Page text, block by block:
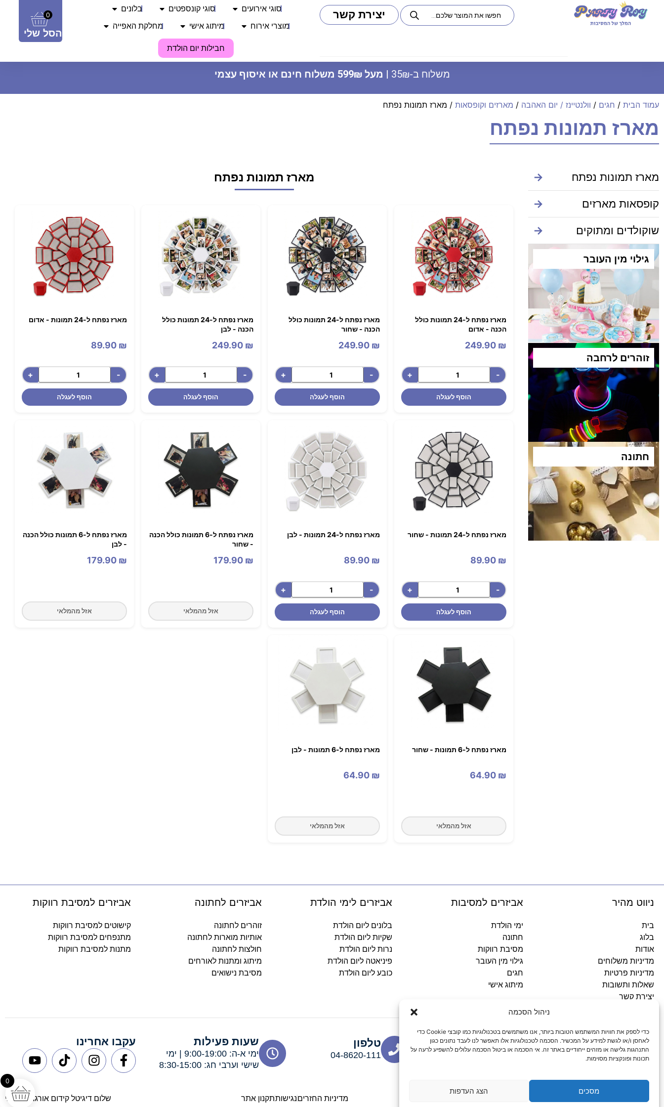
ניהול הסכמה
כדי לספק את חוויות המשתמש הטובות ביותר, אנו משתמשים בטכנולוגיות כמו קובצי Cookie כדי
לאחסן ו/או לגשת למידע על המכשיר. הסכמה לטכנולוגיות אלו תאפשר לנו לעבד נתונים כגון
התנהגות גלישה או מזהים ייחודיים באתר זה. אי הסכמה או ביטול הסכמה עלולים להשפיע לרעה על
תכונות ופונקציות מסוימות.
מסכים הצג העדפות
0
24.90
+
ADD
0
הסל שלי
יצירת קשר סוגי אירועים סוגי קונספטים בלונים
מוצרי אירוח מיתוג אישי מחלקת האפייה
חבילות יום הולדת
משלוח ב-35₪ | מעל 599₪ משלוח חינם או איסוף עצמי
עמוד הבית / חגים / וולנטיינז / יום האהבה / מארזים וקופסאות / מארז תמונות נפתח
מארז תמונות נפתח
מארז תמונות נפתח →
קופסאות מארזים →
שוקולדים ומתוקים →
גילוי מין העובר
זוהרים לרחבה​
חתונה​
מארז תמונות נפתח
מארז נפתח ל-24 תמונות כולל
הכנה - אדום
249.90 ₪
-
+
הוסף לעגלה
מארז נפתח ל-24 תמונות כולל
הכנה - שחור
249.90 ₪
-
+
הוסף לעגלה
מארז נפתח ל-24 תמונות כולל
הכנה - לבן
249.90 ₪
-
+
הוסף לעגלה
מארז נפתח ל-24 תמונות - אדום
89.90 ₪
-
+
הוסף לעגלה
מארז נפתח ל-24 תמונות - שחור
89.90 ₪
-
+
הוסף לעגלה
מארז נפתח ל-24 תמונות - לבן
89.90 ₪
-
+
הוסף לעגלה
מארז נפתח ל-6 תמונות כולל הכנה
- שחור
179.90 ₪
אזל מהמלאי
מארז נפתח ל-6 תמונות כולל הכנה
- לבן
179.90 ₪
אזל מהמלאי
מארז נפתח ל-6 תמונות - שחור
64.90 ₪
אזל מהמלאי
מארז נפתח ל-6 תמונות - לבן
64.90 ₪
אזל מהמלאי
ניווט מהיר
בית
בלוג
אודות
מדיניות משלוחים
מדיניות פרטיות
שאלות ותשובות
יצירת קשר
אביזרים למסיבות
ימי הולדת
חתונה
מסיבת רווקות
גילוי מין העובר
חגים
מיתוג אישי
אביזרים לימי הולדת
בלונים ליום הולדת
שקיות ליום הולדת
נרות ליום הולדת
פיניאטה ליום הולדת
כובע ליום הולדת
אביזרים לחתונה
זוהרים לחתונה
אותיות מוארות לחתונה
חולצות לחתונה
מיתוג ומתנות לאורחים
מסיבת נישואים
אביזרים למסיבת רווקות
קישוטים למסיבת רווקות
מתנפחים למסיבת רווקות
מתנות למסיבת רווקות
כתובתינו
סניף עפולה: ירושלים 3
טלפון
04-8620-111
שעות פעילות
ימי א-ה: 9:00-19:00 | ימי
שישי וערבי חג: 8:30-15:00
עקבו אחרינו
מדיניות החזריםנגישותתקנון אתר שלום דיגיטל קידום אורגני מקצועי